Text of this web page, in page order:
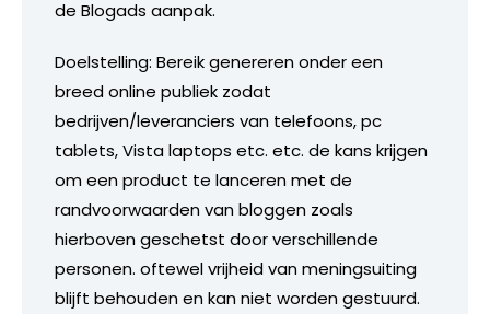
de Blogads aanpak.
Doelstelling: Bereik genereren onder een
breed online publiek zodat
bedrijven/leveranciers van telefoons, pc
tablets, Vista laptops etc. etc. de kans krijgen
om een product te lanceren met de
randvoorwaarden van bloggen zoals
hierboven geschetst door verschillende
personen. oftewel vrijheid van meningsuiting
blijft behouden en kan niet worden gestuurd.